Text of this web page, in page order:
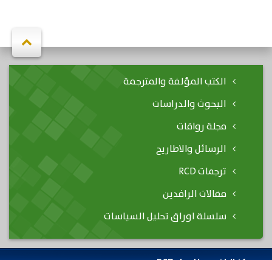
الكتب المؤلفة والمترجمة
البحوث والدراسات
مجلة رواقات
الرسائل والاطاريح
ترجمات RCD
مقالات الرافدين
سلسلة اوراق تحليل السياسات